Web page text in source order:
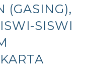
(GASING),
SISWI